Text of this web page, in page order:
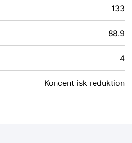
133
88.9
4
Koncentrisk reduktion